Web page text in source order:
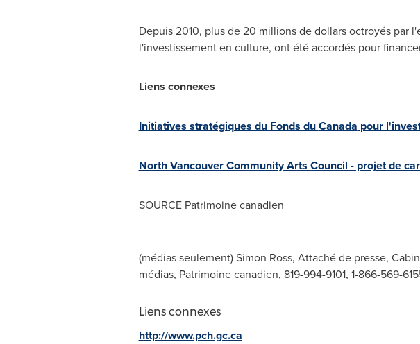
Depuis 2010, plus de 20 millions de dollars octroyés par
l'investissement en culture, ont été accordés pour
Liens connexes
Initiatives stratégiques du Fonds duCanada pour
North Vancouver Community Arts Council - projet de
SOURCE Patrimoine canadien
(médias seulement) Simon Ross, Attaché de presse,
médias, Patrimoine canadien, 819-994-9101, 1-866-569-
Liens connexes
http://www.pch.gc.ca